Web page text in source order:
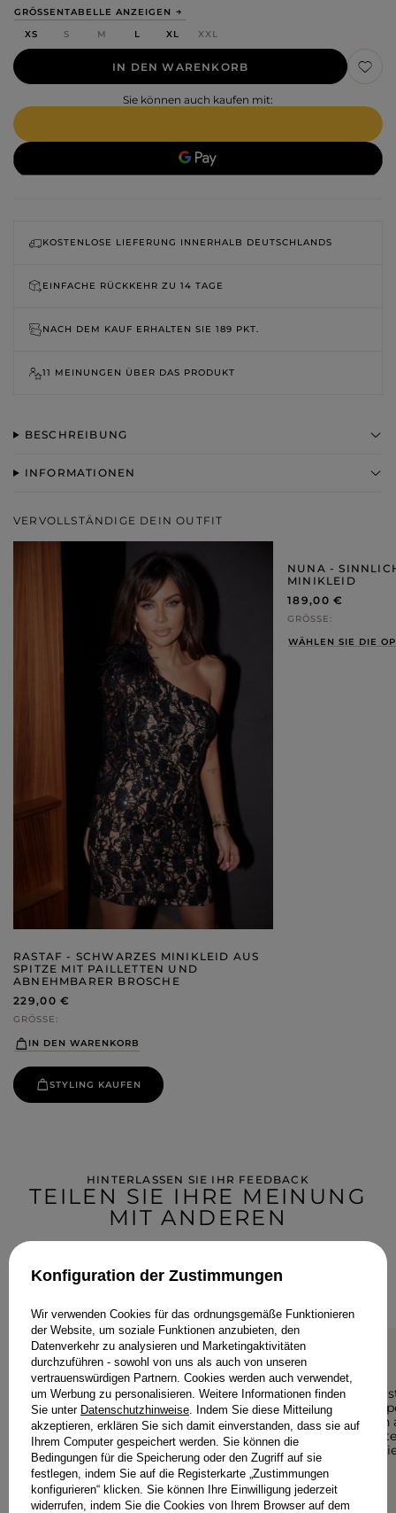
GRÖSSENTABELLE ANZEIGEN
XS
S M L XL XXL
IN DEN WARENKORB
Sie können auch kaufen mit:
KOSTENLOSE LIEFERUNG INNERHALB DEUTSCHLANDS
EINFACHE RÜCKKEHR ZU 14 TAGE
NACH DEM KAUF ERHALTEN SIE 189 PKT.
11 MEINUNGEN ÜBER DAS PRODUKT
BESCHREIBUNG
INFORMATIONEN
VERVOLLSTÄNDIGE DEIN OUTFIT
RASTAF - SCHWARZES MINIKLEID AUS
SPITZE MIT PAILLETTEN UND
ABNEHMBARER BROSCHE
229,00 €
GRÖSSE
IN DEN WARENKORB
NUNA -
MINIKLEID
189,00 €
GRÖSSE
WÄHLEN SIE DIE
STYLING KAUFEN
HINTERLASSEN SIE IHR FEEDBACK
TEILEN SIE IHRE MEINUNG
MIT ANDEREN
Wenn Sie dieses Modell getragen haben, teilen Sie bitte Ihre
Eindrücke mit - jedes Detail zähltal.
5/5
Das Kleid ist wunderschön,
liegt perfekt. Es glänzt
wunderschön. Schön belichtet
das Dekolleté, Riemen auf
Gummibänder, nicht nach
unten fallen. Unglaublich
bequem.
ANONIM
Das Kleid
Person,
freue mich
immer L
ANONIM
Konfiguration der Zustimmungen
Wir verwenden Cookies für das ordnungsgemäße Funktionieren
der Website, um soziale Funktionen anzubieten, den
Datenverkehr zu analysieren und Marketingaktivitäten
durchzuführen - sowohl von uns als auch von unseren
vertrauenswürdigen Partnern. Cookies werden auch verwendet,
um Werbung zu personalisieren. Weitere Informationen finden
Sie unter Datenschutzhinweise . Indem Sie diese Mitteilung
akzeptieren, erklären Sie sich damit einverstanden, dass sie auf
Ihrem Computer gespeichert werden. Sie können die
Bedingungen für die Speicherung oder den Zugriff auf sie
festlegen, indem Sie auf die Registerkarte „Zustimmungen
konfigurieren“ klicken. Sie können Ihre Einwilligung jederzeit
widerrufen, indem Sie die Cookies von Ihrem Browser auf dem